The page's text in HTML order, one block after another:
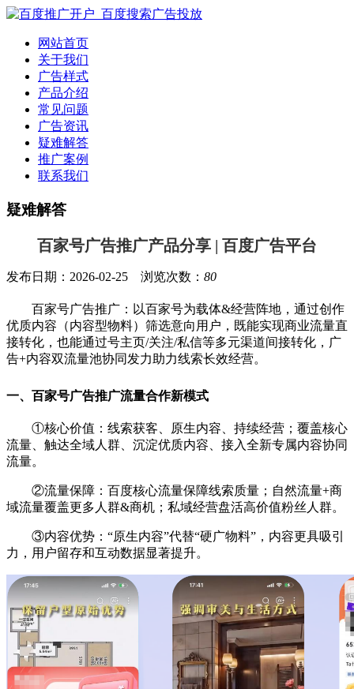
网站首页
关于我们
广告样式
产品介绍
常见问题
广告资讯
疑难解答
推广案例
联系我们
疑难解答
百家号广告推广产品分享 | 百度广告平台
发布日期：2026-02-25 浏览次数： 80
百家号广告推广：以百家号为载体&经营阵地，通过创作
优质内容（内容型物料）筛选意向用户，既能实现商业流量直
接转化，也能通过号主页/关注/私信等多元渠道间接转化，广
告+内容双流量池协同发力助力线索长效经营。
一、百家号广告推广流量合作新模式
①核心价值：线索获客、原生内容、持续经营；覆盖核心
流量、触达全域人群、沉淀优质内容、接入全新专属内容协同
流量。
②流量保障：百度核心流量保障线索质量；自然流量+商
域流量覆盖更多人群&商机；私域经营盘活高价值粉丝人群。
③内容优势：“原生内容”代替“硬广物料”，内容更具吸引
力，用户留存和互动数据显著提升。